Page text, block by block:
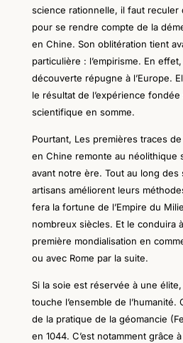
science rationnelle, il faut reculer
pour se rendre compte de la
en Chine. Son oblitération tient
particulière : l’empirisme. En
découverte répugne à l’Europe.
le résultat de l’expérience
scientifique en somme.
Pourtant, Les premières traces
en Chine remonte au néolithique
avant notre ère. Tout au long
artisans améliorent leurs
fera la fortune de l’Empire du
nombreux siècles. Et le conduira
première mondialisation en
ou avec Rome par la suite.
Si la soie est réservée à une
touche l’ensemble de l’humanité.
de la pratique de la géomancie
en 1044. C’est notamment grâce